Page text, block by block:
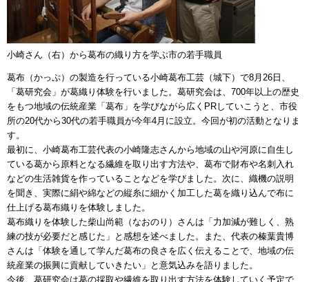
小崎さん（右）から葛布の織り方を学ぶ市の若手職員
葛布（かっぷ）の製造を行っている小崎葛布工芸（城下）で8月26日、
「葛研究会」が葛織り体験を行いました。葛研究会は、700年以上の歴史
をもつ地域の伝統産業「葛布」を学びながら広くPRしていこうと、市役
所の20代から30代の若手職員が今年4月に設立。今回が初の活動となりま
す。
最初に、小崎葛布工芸代表の小崎隆志さんから地域の山や河原に自生し
ている葛から原料となる繊維を取り出す方法や、葛布で財布や名刺入れ
などの生活雑貨を作っていることなどを学びました。次に、織機の説明
を聞き、実際に絹や綿などの縦糸に細かく加工した葛を織り込んで布に
仕上げる葛布織りを体験しました。
葛布織りを体験した柴山尚範（なおのり）さんは「力加減が難しく、熟
練の技が必要だと感じた」と感想を述べました。また、代表の榛葉貴博
さんは「体験を通して学んだ葛布の良さを広く伝えることで、地域の伝
統産業の振興に貢献していきたい」と意気込みを語りました。
今後、葛研究会は葛の採取や繊維を取り出す方法を体験していく予定で